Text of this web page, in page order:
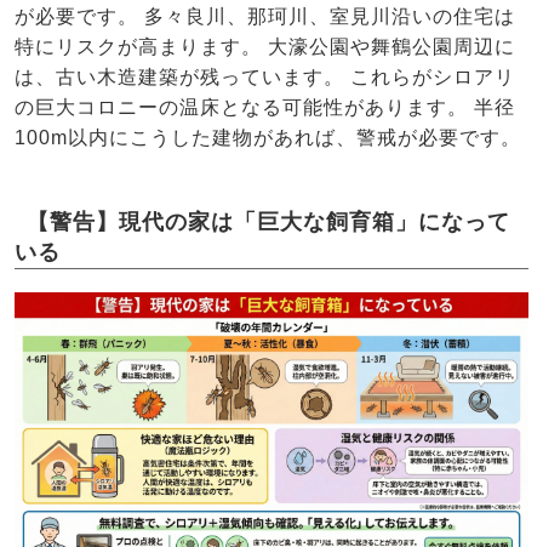
が必要です。 多々良川、那珂川、室見川沿いの住宅は
特にリスクが高まります。 大濠公園や舞鶴公園周辺に
は、古い木造建築が残っています。 これらがシロアリ
の巨大コロニーの温床となる可能性があります。 半径
100m以内にこうした建物があれば、警戒が必要です。
【警告】現代の家は「巨大な飼育箱」になって
いる